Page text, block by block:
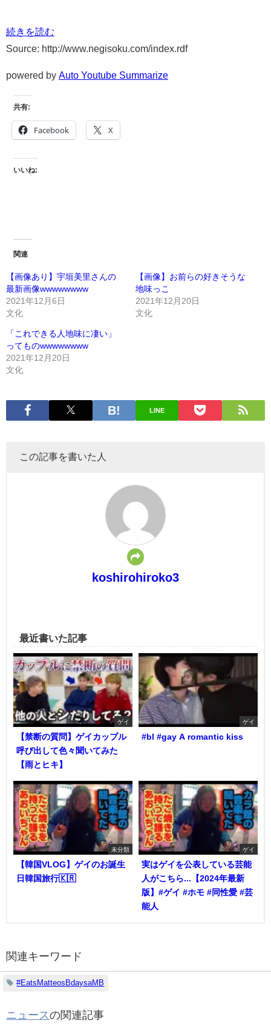
続きを読む
Source: http://www.negisoku.com/index.rdf
powered by Auto Youtube Summarize
共有:
Facebook X
いいね:
関連
【画像あり】宇垣美里さんの
最新画像wwwwwwww
2021年12月6日
文化
【画像】お前らの好きそうな
地味っこ
2021年12月20日
文化
「これできる人地味に凄い」
ってものwwwwwwww
2021年12月20日
文化
LINE
この記事を書いた人
koshirohiroko3
最近書いた記事
ゲイ
【禁断の質問】ゲイカップル
呼び出して色々聞いてみた
【雨とヒキ】
ゲイ
#bl #gay A romantic kiss
未分類
【韓国VLOG】ゲイのお誕生
日韓国旅行🇰🇷
ゲイ
実はゲイを公表している芸能
人がこちら...【2024年最新
版】#ゲイ #ホモ #同性愛 #芸
能人
関連キーワード
#EatsMatteosBdaysaMB
ニュース の関連記事